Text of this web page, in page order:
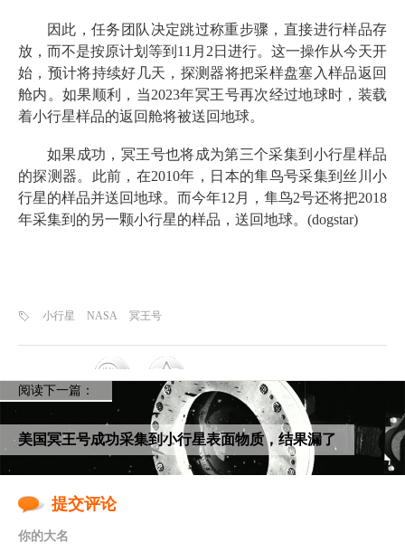
因此，任务团队决定跳过称重步骤，直接进行样品存
放，而不是按原计划等到11月2日进行。这一操作从今天开
始，预计将持续好几天，探测器将把采样盘塞入样品返回
舱内。如果顺利，当2023年冥王号再次经过地球时，装载
着小行星样品的返回舱将被送回地球。
如果成功，冥王号也将成为第三个采集到小行星样品
的探测器。此前，在2010年，日本的隼鸟号采集到丝川小
行星的样品并送回地球。而今年12月，隼鸟2号还将把2018
年采集到的另一颗小行星的样品，送回地球。(dogstar)
小行星 NASA 冥王号
阅读下一篇：
美国冥王号成功采集到小行星表面物质，结果漏了
提交评论
你的大名